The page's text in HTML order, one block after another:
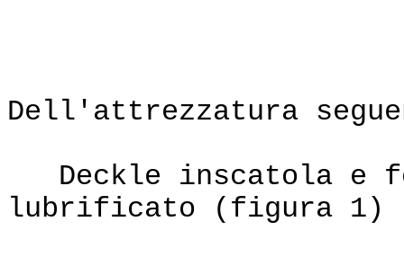
Dell'attrezzatura
Deckle inscatola e
lubrificato (figura 1)